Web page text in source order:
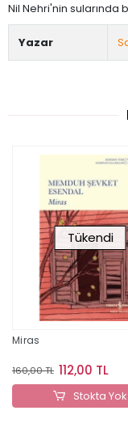
Nil Nehri'nin sularında
Yazar
Tükendi
Miras
160,00 TL 112,00 TL
Stokta Yok